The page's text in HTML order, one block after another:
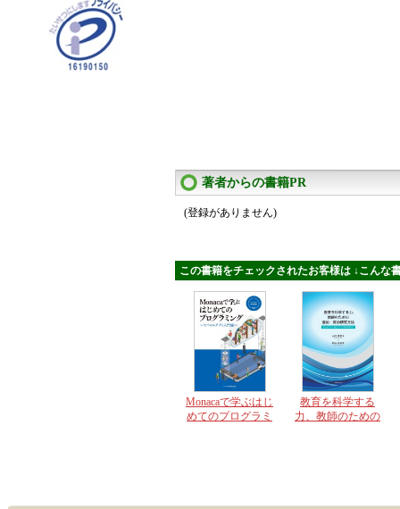
著者からの書籍PR
(登録がありません)
この書籍をチェックされたお客様は ↓こんな
Monacaで学ぶはじ
めてのプログラミ
教育を科学する
力、教師のための